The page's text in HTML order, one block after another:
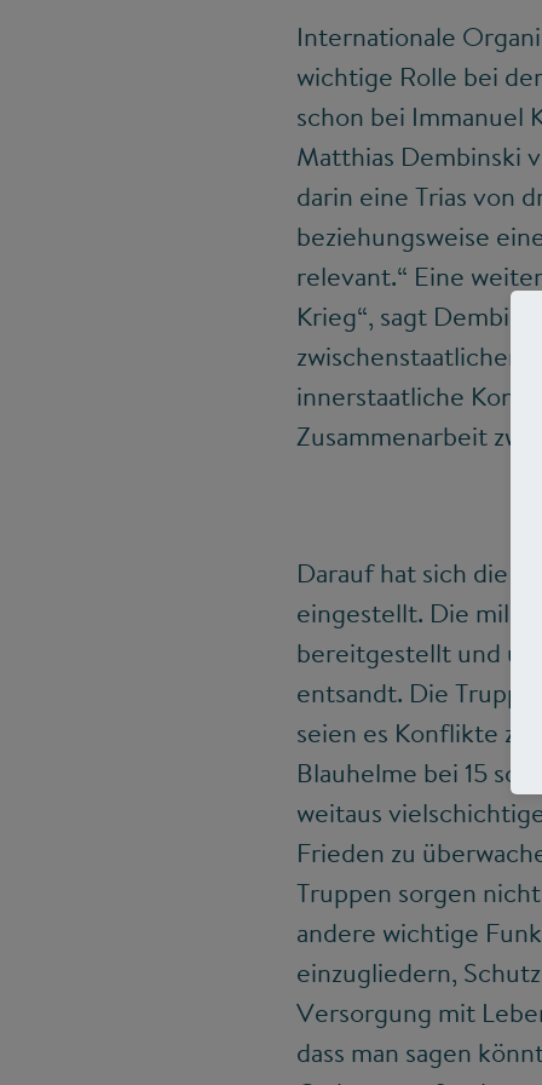
Internationale
wichtige Rolle bei
schon bei Immanuel
Matthias Dembinski
darin eine Trias von
beziehungsweise
relevant.“ Eine
Krieg“, sagt
zwischenstaatlichen
innerstaatliche
Zusammenarbeit
Darauf hat sich die
eingestellt. Die
bereitgestellt und
entsandt. Die
seien es Konflikte
Blauhelme bei 15
weitaus
Frieden zu
Truppen sorgen
andere wichtige
einzugliedern,
Versorgung mit
dass man sagen